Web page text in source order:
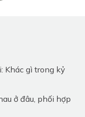
Khác gì trong kỷ
ở đâu, phối hợp